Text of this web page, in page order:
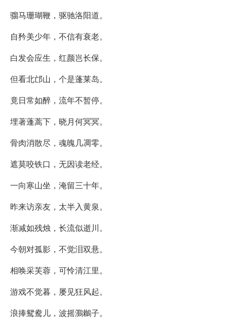
骝马珊瑚鞭，驱驰洛阳道。
自矜美少年，不信有衰老。
白发会应生，红颜岂长保。
但看北邙山，个是蓬莱岛。
竟日常如醉，流年不暂停。
埋著蓬蒿下，晓月何冥冥。
骨肉消散尽，魂魄几凋零。
遮莫咬铁口，无因读老经。
一向寒山坐，淹留三十年。
昨来访亲友，太半入黄泉。
渐减如残烛，长流似逝川。
今朝对孤影，不觉泪双悬。
相唤采芙蓉，可怜清江里。
游戏不觉暮，屡见狂风起。
浪捧鸳鸯儿，波摇鸂鶒子。